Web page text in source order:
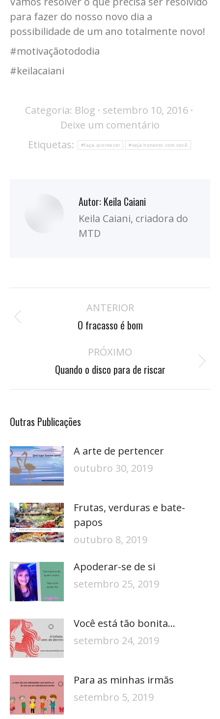
para fazer do nosso novo dia a
possibilidade de um ano totalmente novo!
#motivaçãotododia
#keilacaiani
Categoria: Blog
setembro 10, 2016
Deixe um comentário
Etiquetas:
#faça acontecer #seja honesto com você
Autor: Keila Caiani
Keila Caiani, criadora do
MTD
de
postagens
ANTERIOR
Publicação
O fracasso é bom
PRÓXIMO
Próximo
Quando o disco para de riscar
Outras Publicações
A arte de pertencer
outubro 30, 2019
Frutas, verduras e bate-
papos
outubro 8, 2019
Apoderar-se de si
setembro 25, 2019
Você está tão bonita…
setembro 24, 2019
Para as minhas irmãs
setembro 5, 2019